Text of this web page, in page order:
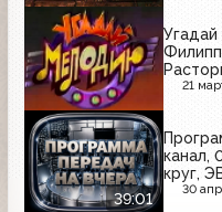
21
39:01
канал,
круг,
30